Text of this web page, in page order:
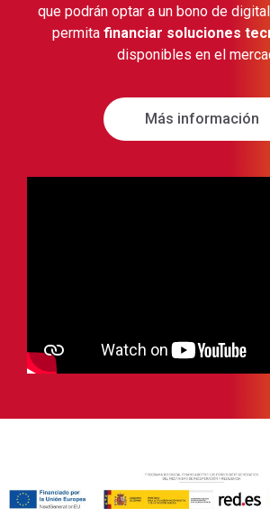
que podrán optar a un bono de
permita financiar soluciones
disponibles en el
Más información